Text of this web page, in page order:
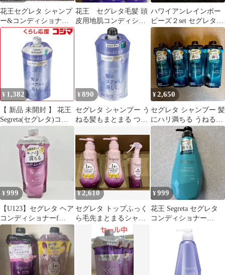
花王セグレタ シャンプ
ー&コンディショナー
〈ハーバルブーケの香
り〉詰替各2本
花王 セグレタ毛髪 頭
皮用地肌コンディショ
ナー 200mlｘ3個セット
ハワイアンレインボー
ビーズ２set セグレタ１
set シャンプーコンデ
ィショナー
¥ 1,382
【 新品 未開封 】 花王
Segreta(セグレタ)コン
ディショナー うねる髪
もまとまる つめかえ用
340mL 未使用 送料無料
¥ 890
セグレタ シャンプー う
ねる髪もまとまる つめ
¥2,650
セグレタ シャンプー 髪
にハリ満ちる うねる髪
もまとまる 詰替 340ml
4個
¥999
【U123】セグレタ ヘア
コンディショナーf
340ml 新品未使用
¥2,610
セグレタ トップふっく
ら毛先まとまるシャン
プー 2本 髪の美容液 1
本 計3本
¥999
花王 Segreta セグレタ
コンディショナー